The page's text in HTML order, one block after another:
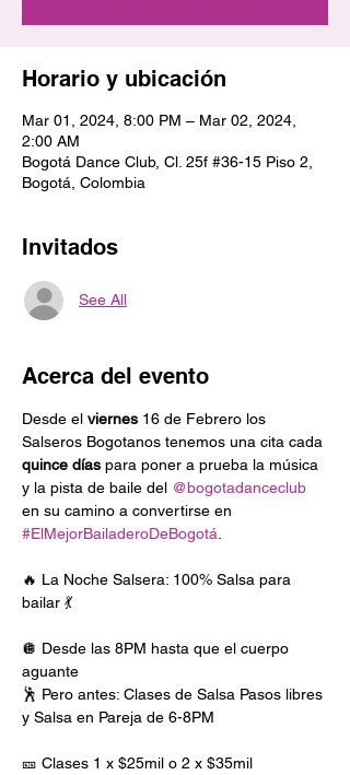
Horario y ubicación
Mar 01, 2024, 8:00 PM – Mar 02, 2024,
2:00 AM
Bogotá Dance Club, Cl. 25f #36-15 Piso 2,
Bogotá, Colombia
Invitados
See All
Acerca del evento
Desde el viernes 16 de Febrero los
Salseros Bogotanos tenemos una cita cada
quince días para poner a prueba la música
y la pista de baile del @bogotadanceclub
en su camino a convertirse en
#ElMejorBailaderoDeBogotá
🔥 La Noche Salsera: 100% Salsa para
bailar 💃
🪩 Desde las 8PM hasta que el cuerpo
aguante
🕺 Pero antes: Clases de Salsa Pasos libres
y Salsa en Pareja de 6-8PM
🎫 Clases 1 x $25mil o 2 x $35mil